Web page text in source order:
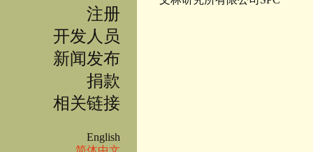
注册
开发人员
新闻发布
捐款
相关链接
English